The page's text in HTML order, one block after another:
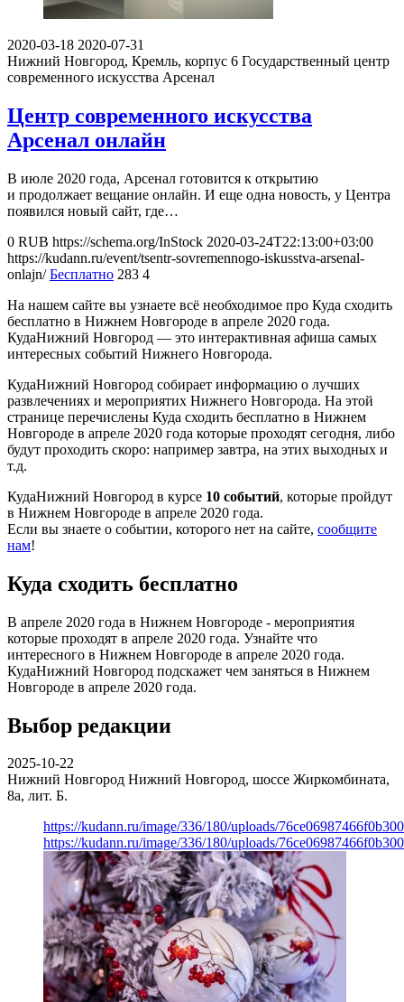
2020-03-18 2020-07-31
Нижний Новгород, Кремль, корпус 6 Государственный центр
современного искусства Арсенал
Центр современного искусства
Арсенал онлайн
В июле 2020 года, Арсенал готовится к открытию
и продолжает вещание онлайн. И еще одна новость, у Центра
появился новый сайт, где…
0 RUB https://schema.org/InStock 2020-03-24T22:13:00+03:00
https://kudann.ru/event/tsentr-sovremennogo-iskusstva-arsenal-
onlajn/ Бесплатно 283 4
На нашем сайте вы узнаете всё необходимое про Куда сходить
бесплатно в Нижнем Новгороде в апреле 2020 года.
КудаНижний Новгород — это интерактивная афиша самых
интересных событий Нижнего Новгорода.
КудаНижний Новгород собирает информацию о лучших
развлечениях и мероприятих Нижнего Новгорода. На этой
странице перечислены Куда сходить бесплатно в Нижнем
Новгороде в апреле 2020 года которые проходят сегодня, либо
будут проходить скоро: например завтра, на этих выходных и
т.д.
КудаНижний Новгород в курсе 10 событий, которые пройдут
в Нижнем Новгороде в апреле 2020 года.
Если вы знаете о событии, которого нет на сайте, сообщите
нам!
Куда сходить бесплатно
В апреле 2020 года в Нижнем Новгороде - мероприятия
которые проходят в апреле 2020 года. Узнайте что
интересного в Нижнем Новгороде в апреле 2020 года.
КудаНижний Новгород подскажет чем заняться в Нижнем
Новгороде в апреле 2020 года.
Выбор редакции
2025-10-22
Нижний Новгород Нижний Новгород, шоссе Жиркомбината,
8а, лит. Б.
https://kudann.ru/image/336/180/uploads/
https://kudann.ru/image/336/180/uploads/